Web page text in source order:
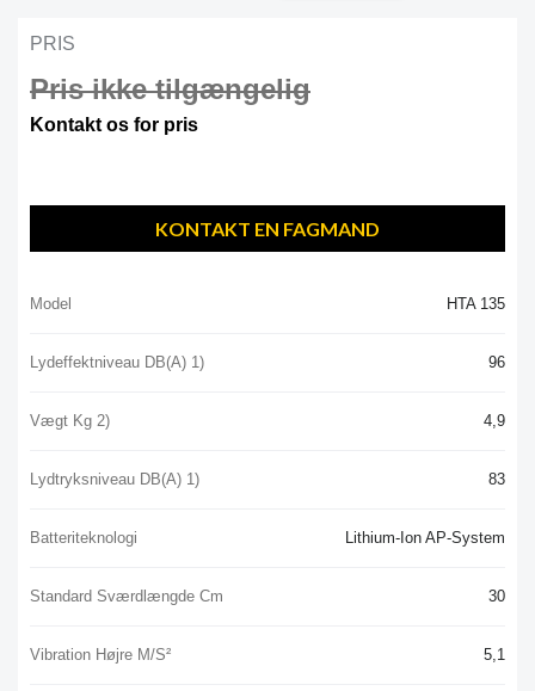
PRIS
Pris ikke tilgængelig
Kontakt os for pris
KONTAKT EN FAGMAND
Model HTA 135
Lydeffektniveau DB(A) 1) 96
Vægt Kg 2) 4,9
Lydtryksniveau DB(A) 1) 83
Batteriteknologi Lithium-Ion AP-System
Standard Sværdlængde Cm 30
Vibration Højre M/s² 5,1